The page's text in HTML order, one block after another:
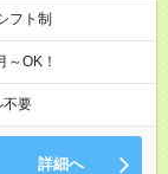
フト制
OK！
不要
詳細へ